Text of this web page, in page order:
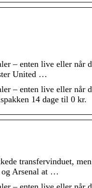
– enten live eller når
United …
– enten live eller når
14 dage til 0 kr.
transfervinduet,
og Arsenal at …